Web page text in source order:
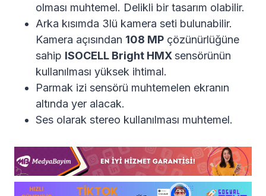
olması muhtemel. Delikli bir tasarım olabilir.
Arka kısımda 3lü kamera seti bulunabilir.
Kamera açısından 108 MP çözünürlüğüne
sahip ISOCELL Bright HMX sensörünün
kullanılması yüksek ihtimal.
Parmak izi sensörü muhtemelen ekranın
altında yer alacak.
Ses olarak stereo kullanılması muhtemel.